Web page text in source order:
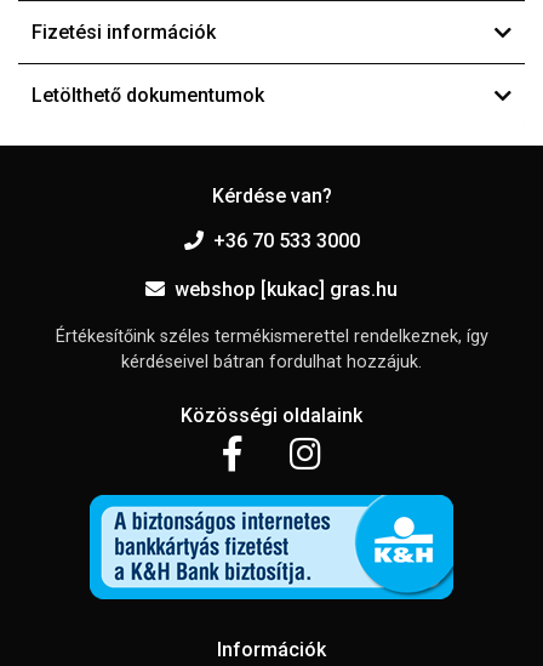
Fizetési információk
Letölthető dokumentumok
Kérdése van?
+36 70 533 3000
webshop [kukac] gras.hu
Értékesítőink széles termékismerettel rendelkeznek, így
kérdéseivel bátran fordulhat hozzájuk.
Közösségi oldalaink
Információk